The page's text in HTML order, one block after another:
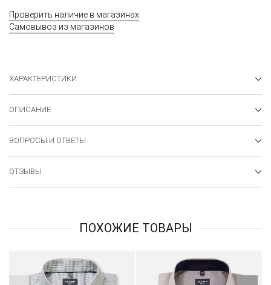
Проверить наличие в магазинах
Самовывоз из магазинов
ХАРАКТЕРИСТИКИ
ОПИСАНИЕ
ВОПРОСЫ И ОТВЕТЫ
ОТЗЫВЫ
ПОХОЖИЕ ТОВАРЫ